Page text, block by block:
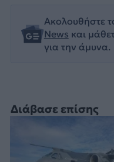
Διάβασε επίσης
Ακολουθήστε
News και
για την άμυνα.